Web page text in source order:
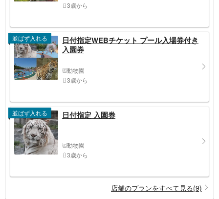
3歳から
日付指定WEBチケット プール入場券付き
入園券
動物園
3歳から
並ばず入れる
日付指定 入園券
動物園
3歳から
並ばず入れる
店舗のプランをすべて見る(9)